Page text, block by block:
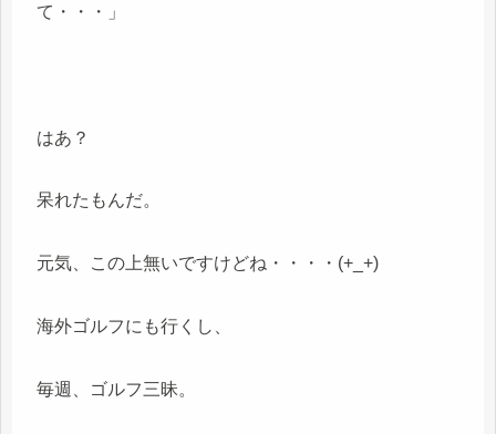
て・・・」
はあ？
呆れたもんだ。
元気、この上無いですけどね・・・・(+_+)
海外ゴルフにも行くし、
毎週、ゴルフ三昧。